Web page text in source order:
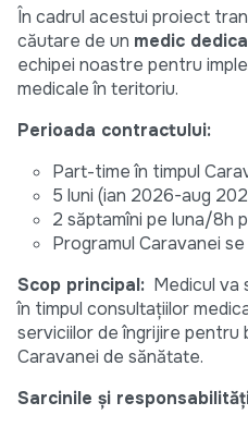
În cadrul acestui proiect
căutare de un medic
echipei noastre pentru
medicale în teritoriu.
Perioada contractului:
Part-time în timpul
5 luni (ian 2026-aug
2 săptamîni pe luna/8h
Programul Caravanei
Scop principal: Medicul va
în timpul consultațiilor
serviciilor de îngrijire pentru
Caravanei de sănătate.
Sarcinile și